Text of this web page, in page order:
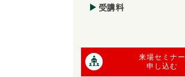
受講料
来場セミナー
申し込む